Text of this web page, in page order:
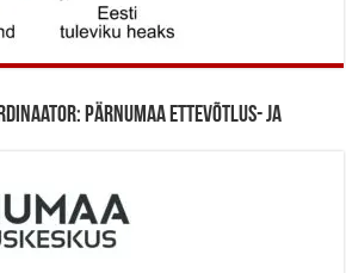
Pärnumaa Ettevõtlus- ja